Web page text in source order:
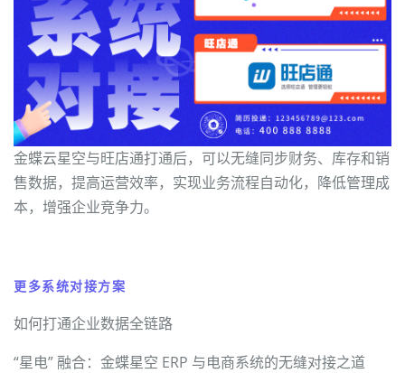
金蝶云星空与旺店通打通后，可以无缝同步财务、库存和销
售数据，提高运营效率，实现业务流程自动化，降低管理成
本，增强企业竞争力。
更多系统对接方案
如何打通企业数据全链路
“星电” 融合：金蝶星空 ERP 与电商系统的无缝对接之道